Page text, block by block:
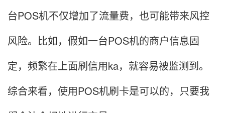
台POS机不仅增加了流量费，也可能带来风控
风险。比如，假如一台POS机的商户信息固
定，频繁在上面刷信用ka，就容易被监测到。
综合来看，使用POS机刷卡是可以的，只要我